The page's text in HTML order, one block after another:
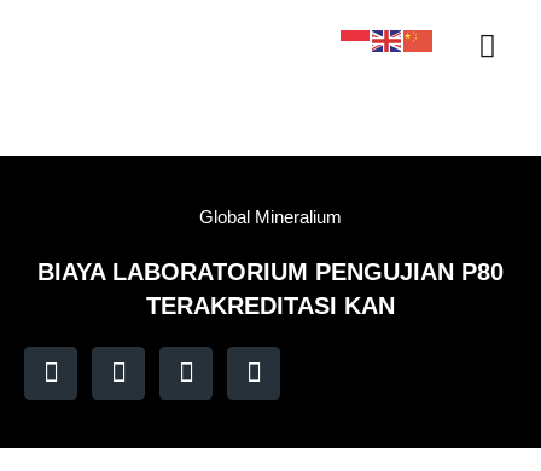
Global Mineralium
BIAYA LABORATORIUM PENGUJIAN P80
TERAKREDITASI KAN